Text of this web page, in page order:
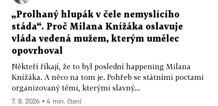
„Prolhaný hlupák v čele nemyslícího
stáda“. Proč Milana Knížáka oslavuje
vláda vedená mužem, kterým umělec
opovrhoval
Někteří říkají, že to byl poslední happening Milana
Knížáka. A něco na tom je. Pohřeb se státními poctami
organizovaný těmi, kterými slavný...
7. 8. 2026 ▪ 4 min. čtení